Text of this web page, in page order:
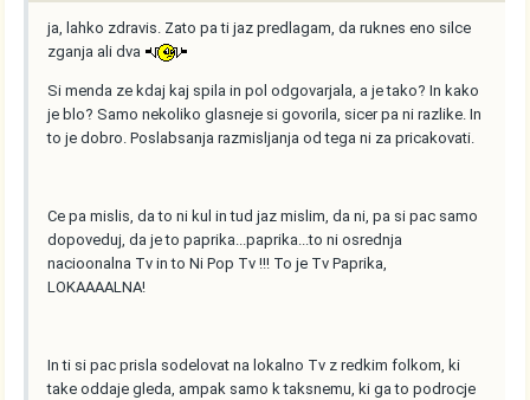
ja, lahko zdravis. Zato pa ti jaz predlagam, da ruknes eno silce
zganja ali dva
Si menda ze kdaj kaj spila in pol odgovarjala, a je tako? In kako
je blo? Samo nekoliko glasneje si govorila, sicer pa ni razlike. In
to je dobro. Poslabsanja razmisljanja od tega ni za pricakovati.
Ce pa mislis, da to ni kul in tud jaz mislim, da ni, pa si pac samo
dopoveduj, da je to paprika...paprika...to ni osrednja
nacioonalna Tv in to Ni Pop Tv !!! To je Tv Paprika,
LOKAAAALNA!
In ti si pac prisla sodelovat na lokalno Tv z redkim folkom, ki
take oddaje gleda, ampak samo k taksnemu, ki ga to podrocje